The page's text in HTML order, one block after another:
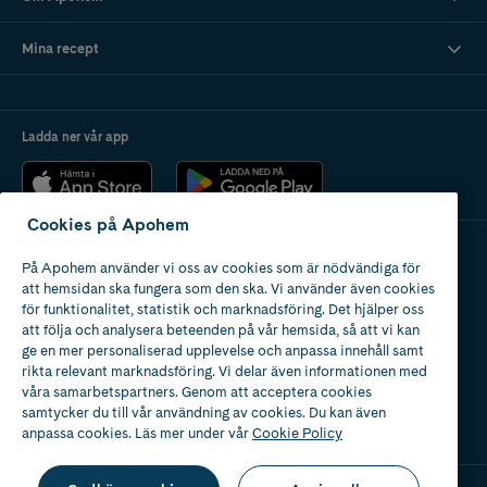
Gul döljer mörka ringar under ögonen och täcker blå eller lila vener
Mina recept
Ladda ner vår app
Apotek med tillstånd
av Läkemedelsverket
Cookies på Apohem
På Apohem använder vi oss av cookies som är nödvändiga för
att hemsidan ska fungera som den ska. Vi använder även cookies
för funktionalitet, statistik och marknadsföring. Det hjälper oss
att följa och analysera beteenden på vår hemsida, så att vi kan
ge en mer personaliserad upplevelse och anpassa innehåll samt
rikta relevant marknadsföring. Vi delar även informationen med
våra samarbetspartners. Genom att acceptera cookies
samtycker du till vår användning av cookies. Du kan även
anpassa cookies. Läs mer under vårCookie Policy